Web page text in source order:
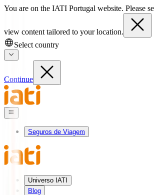
You are on the IATI Portugal website. Please
view content tailored to your location.
Select country
Continue
Seguros de Viagem
Universo IATI
Blog